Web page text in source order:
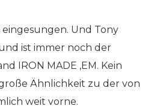
eingesungen. Und Tony
ist immer noch der
IRON MADE ‚EM. Kein
Ähnlichkeit zu der von
weit vorne.